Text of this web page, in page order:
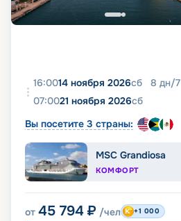
16:0014 ноября 2026сб 8 дн/7
07:0021 ноября 2026сб
Вы посетите 3 страны:
MSC Grandiosa
КОМФОРТ
от 45 794 ₽ /чел +1 000